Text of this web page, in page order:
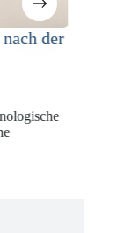
KI-Compliance
Die europäische